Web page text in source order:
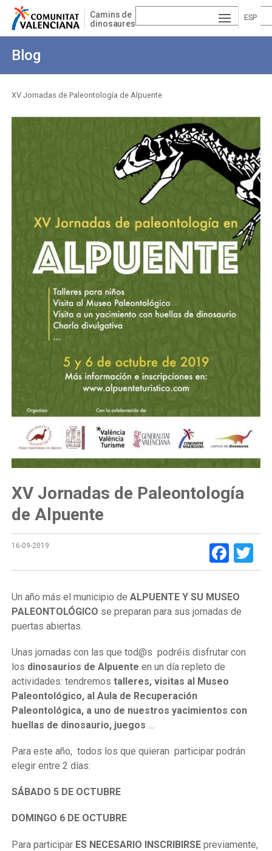
Pasar
contenido
Camins de
dinosaures
ESP
Blog
Sobrescribir
navegación
XV Jornadas de Paleontología de Alpuente
XV Jornadas de Paleontología
de Alpuente
16-09-2019
Un año más el municipio deALPUENTE Y SU MUSEO
PALEONTOLÓGICO se preparan para sus jornadas de
puertas abiertas.
Unas jornadas con las que tod@s podréis disfrutar con
los dinosaurios de Alpuente en un día repleto de
actividades: tendremostalleres, visitas al Museo
Paleontológico, al Aula de Recuperación
Paleontológica, a uno de nuestros yacimientos con
huellas de dinosaurio, juegos …
Para este año, todos los que quieran participar podrán
elegir entre 2 días:
SÁBADO 5 DE OCTUBRE
DOMINGO 6 DE OCTUBRE
Para participar ES NECESARIO INSCRIBIRSE previamente,